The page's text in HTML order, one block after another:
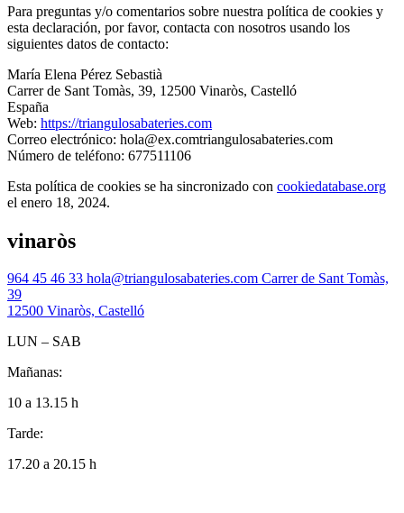
Para preguntas y/o comentarios sobre nuestra política de cookies y
esta declaración, por favor, contacta con nosotros usando los
siguientes datos de contacto:
María Elena Pérez Sebastià
Carrer de Sant Tomàs, 39, 12500 Vinaròs, Castelló
España
Web: https://triangulosabateries.com
Correo electrónico: hola@ex.comtriangulosabateries.com
Número de teléfono: 677511106
Esta política de cookies se ha sincronizado con cookiedatabase.org
el enero 18, 2024.
vinaròs
964 45 46 33 hola@triangulosabateries.com Carrer de Sant Tomàs,
39
12500 Vinaròs, Castelló
LUN – SAB
Mañanas:
10 a 13.15 h
Tarde:
17.20 a 20.15 h